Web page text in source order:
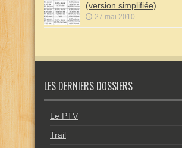
(version simplifiée)
27 mai 2010
LES DERNIERS DOSSIERS
Le PTV
Trail